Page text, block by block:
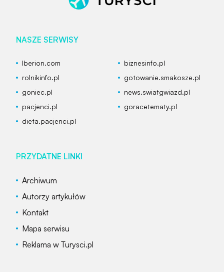
NASZE SERWISY
Iberion.com
biznesinfo.pl
rolnikinfo.pl
gotowanie.smakosze.pl
goniec.pl
news.swiatgwiazd.pl
pacjenci.pl
goracetematy.pl
dieta.pacjenci.pl
PRZYDATNE LINKI
Archiwum
Autorzy artykułów
Kontakt
Mapa serwisu
Reklama w Turysci.pl